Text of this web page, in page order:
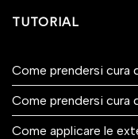
TUTORIAL
Come prendersi cura
Come prendersi cura
Come applicare le